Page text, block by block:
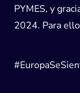
PYMES, y
2024. Para